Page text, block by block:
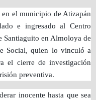
municipio de Atizapán
e ingresado al Centro
Santiaguito en Almoloya de
Social, quien lo vinculó a
el cierre de investigación
preventiva.
inocente hasta que sea